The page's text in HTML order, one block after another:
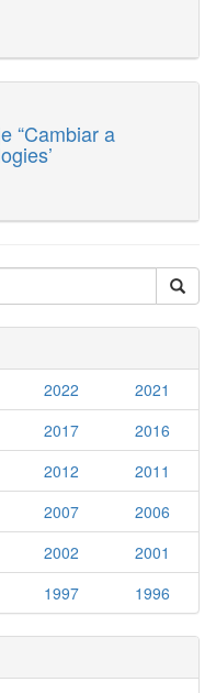
“Cambiar a
2022
2021
2017
2016
2012
2011
2007
2006
2002
2001
1997 1996